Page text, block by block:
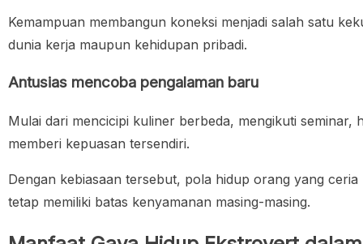
Kemampuan membangun koneksi menjadi salah satu
dunia kerja maupun kehidupan pribadi.
Antusias mencoba pengalaman baru
Mulai dari mencicipi kuliner berbeda, mengikuti seminar,
memberi kepuasan tersendiri.
Dengan kebiasaan tersebut, pola hidup orang yang
tetap memiliki batas kenyamanan masing-masing.